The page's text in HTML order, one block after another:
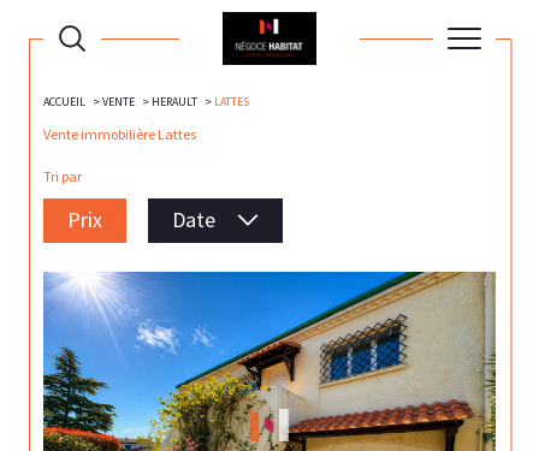
ACCUEIL VENTE HERAULT LATTES
Vente immobilière Lattes
Tri par
Prix Date